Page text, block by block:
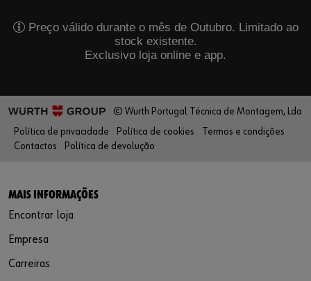
Preço válido durante o mês de Outubro. Limitado ao
stock existente.
Exclusivo loja online e app.
© Wurth Portugal Técnica de Montagem, Lda
Política de privacidade
Política de cookies
Termos e condições
Contactos
Política de devolução
MAIS INFORMAÇÕES
Encontrar loja
Empresa
Carreiras